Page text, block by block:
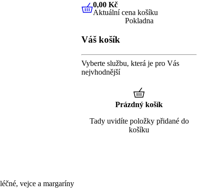
vejce a margaríny
0,00 KčAktuální cena košíku
0,00 Kč
Aktuální cena košíku
Pokladna
Váš košík
Vyberte službu, která je pro Vás
nejvhodnější
Prázdný košík
Tady uvidíte položky přidané do
košíku